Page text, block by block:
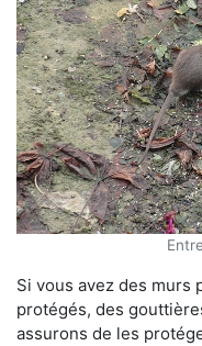
Si vous avez des murs
protégés, des
assurons de les